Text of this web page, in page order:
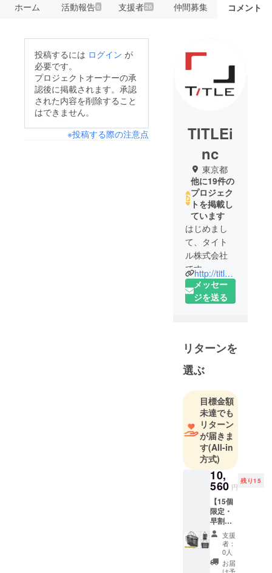
ホーム 活動報告6 支援者26 仲間募集 コメント
投稿するには ログイン が
必要です。
プロジェクトオーナーの承
認後に掲載されます。承認
された内容を削除すること
はできません。
※投稿する際の注意点
TITLEi
nc
東京都
他に19件の
プロジェク
トを掲載し
ています
はじめまし
て、タイト
ル株式会社
です。
2008年創
業、昨年よ
た。
皆様の日々
の暮らしを
少しでも便
利に快適に
するため
に、日本に
はない優れ
た商品を海
外で発掘
し、日本で
流通させて
います。
http://titleinc.jp
メッセー
ジを送る
リターンを
選ぶ
目標金額
未達でも
リターン
が届きま
す(All-in
方式)
10,
560 円
残り15
【15個
限定・
早割
25％OF
F】Velo
univers
al Petit
・完成
支援
者：
0人
お届